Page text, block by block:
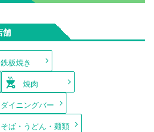
舗
鉄板焼き
焼肉
ダイニングバー
そば・うどん・麺類